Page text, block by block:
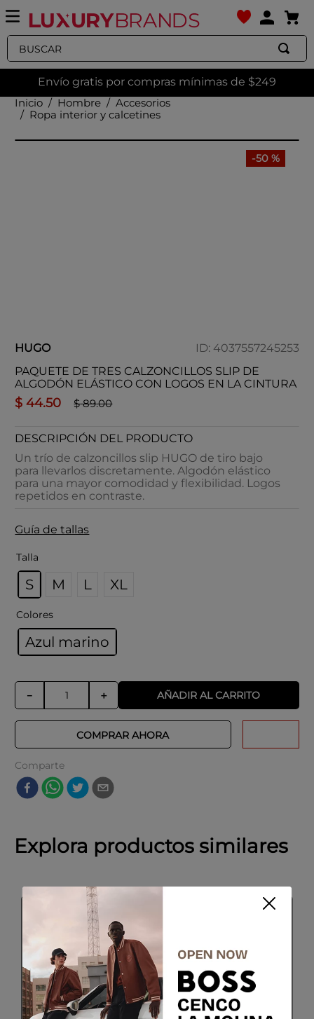
Buscar
Envío gratis por compras mínimas de $249
Hombre
Accesorios
Ropa interior y calcetines
-50 %
HUGO ID: 4037557245253
PAQUETE DE TRES CALZONCILLOS SLIP DE
ALGODÓN ELÁSTICO CON LOGOS EN LA CINTURA
$ 44.50 $ 89.00
DESCRIPCIÓN DEL PRODUCTO
Un trío de calzoncillos slip HUGO de tiro bajo
para llevarlos discretamente. Algodón elástico
para una mayor comodidad y flexibilidad. Logos
repetidos en contraste.
Guía de tallas
Talla
S M L XL
Colores
Azul marino
＋
－ AÑADIR AL CARRITO
COMPRAR AHORA
Comparte
Explora productos similares